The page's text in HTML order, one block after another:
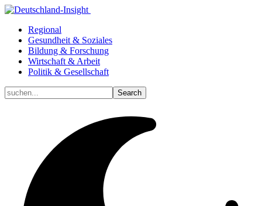
Regional
Gesundheit & Soziales
Bildung & Forschung
Wirtschaft & Arbeit
Politik & Gesellschaft